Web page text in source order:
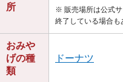
所
※ 販売場所は公式
終了している場合も
おみや
げの種
類
ドーナツ